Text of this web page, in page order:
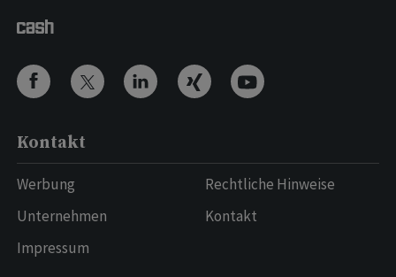
Kontakt
Werbung
Unternehmen
Impressum
Rechtliche Hinweise
Kontakt